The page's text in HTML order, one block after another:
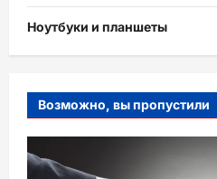
Ноутбуки и планшеты
Возможно, вы пропустили